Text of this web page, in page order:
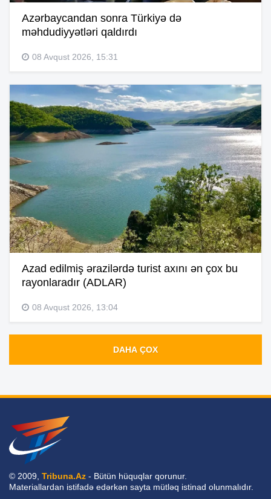
Azərbaycandan sonra Türkiyə də
məhdudiyyətləri qaldırdı
08 Avqust 2026, 15:31
Azad edilmiş ərazilərdə turist axını ən çox bu
rayonlaradır (ADLAR)
08 Avqust 2026, 13:04
DAHA ÇOX
© 2009, Tribuna.Az - Bütün hüquqlar qorunur.
Materiallardan istifadə edərkən sayta mütləq istinad olunmalıdır.